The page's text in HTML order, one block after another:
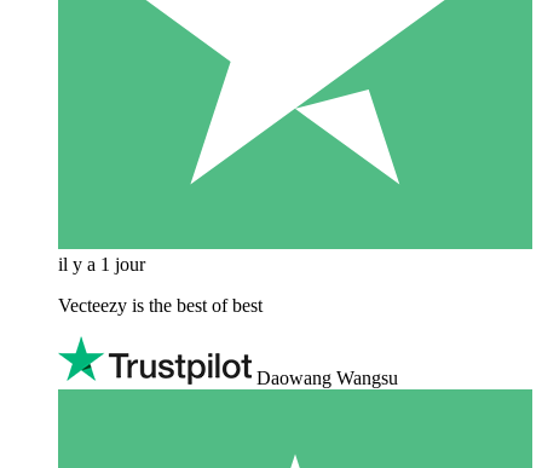
il y a 1 jour
Vecteezy is the best of best
Daowang Wangsu